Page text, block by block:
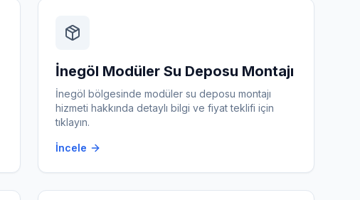
İnegöl Modüler Su Deposu Montajı
İnegöl bölgesinde modüler su deposu montajı
hizmeti hakkında detaylı bilgi ve fiyat teklifi için
tıklayın.
İncele